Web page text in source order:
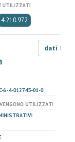
UTILIZZATI
4.210.972
dati LOD
6-4-012745-01-0
UTILIZZATI